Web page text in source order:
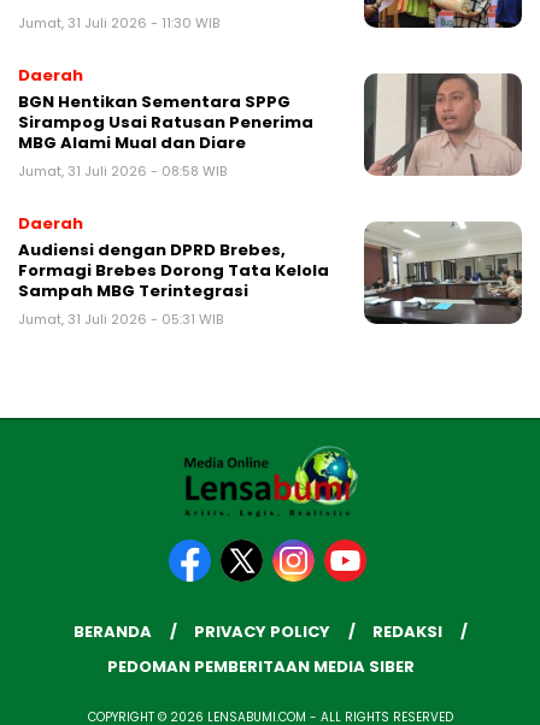
Jumat, 31 Juli 2026 - 11:30 WIB
Daerah
BGN Hentikan Sementara SPPG
Sirampog Usai Ratusan Penerima
MBG Alami Mual dan Diare
Jumat, 31 Juli 2026 - 08:58 WIB
Daerah
Audiensi dengan DPRD Brebes,
Formagi Brebes Dorong Tata Kelola
Sampah MBG Terintegrasi
Jumat, 31 Juli 2026 - 05:31 WIB
BERANDA PRIVACY POLICY
REDAKSI
PEDOMAN PEMBERITAAN MEDIA SIBER
COPYRIGHT © 2026 LENSABUMI.COM - ALL RIGHTS RESERVED